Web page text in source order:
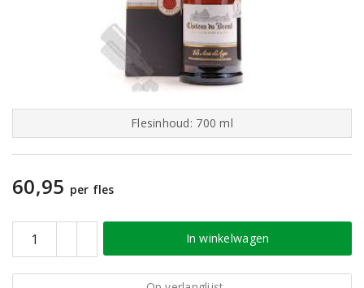
Flesinhoud: 700 ml
60,95 per fles
In winkelwagen